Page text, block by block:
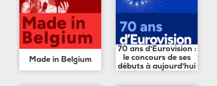
Made in Belgium
70 ans d'Eurovision :
le concours de ses
débuts à aujourd'hui